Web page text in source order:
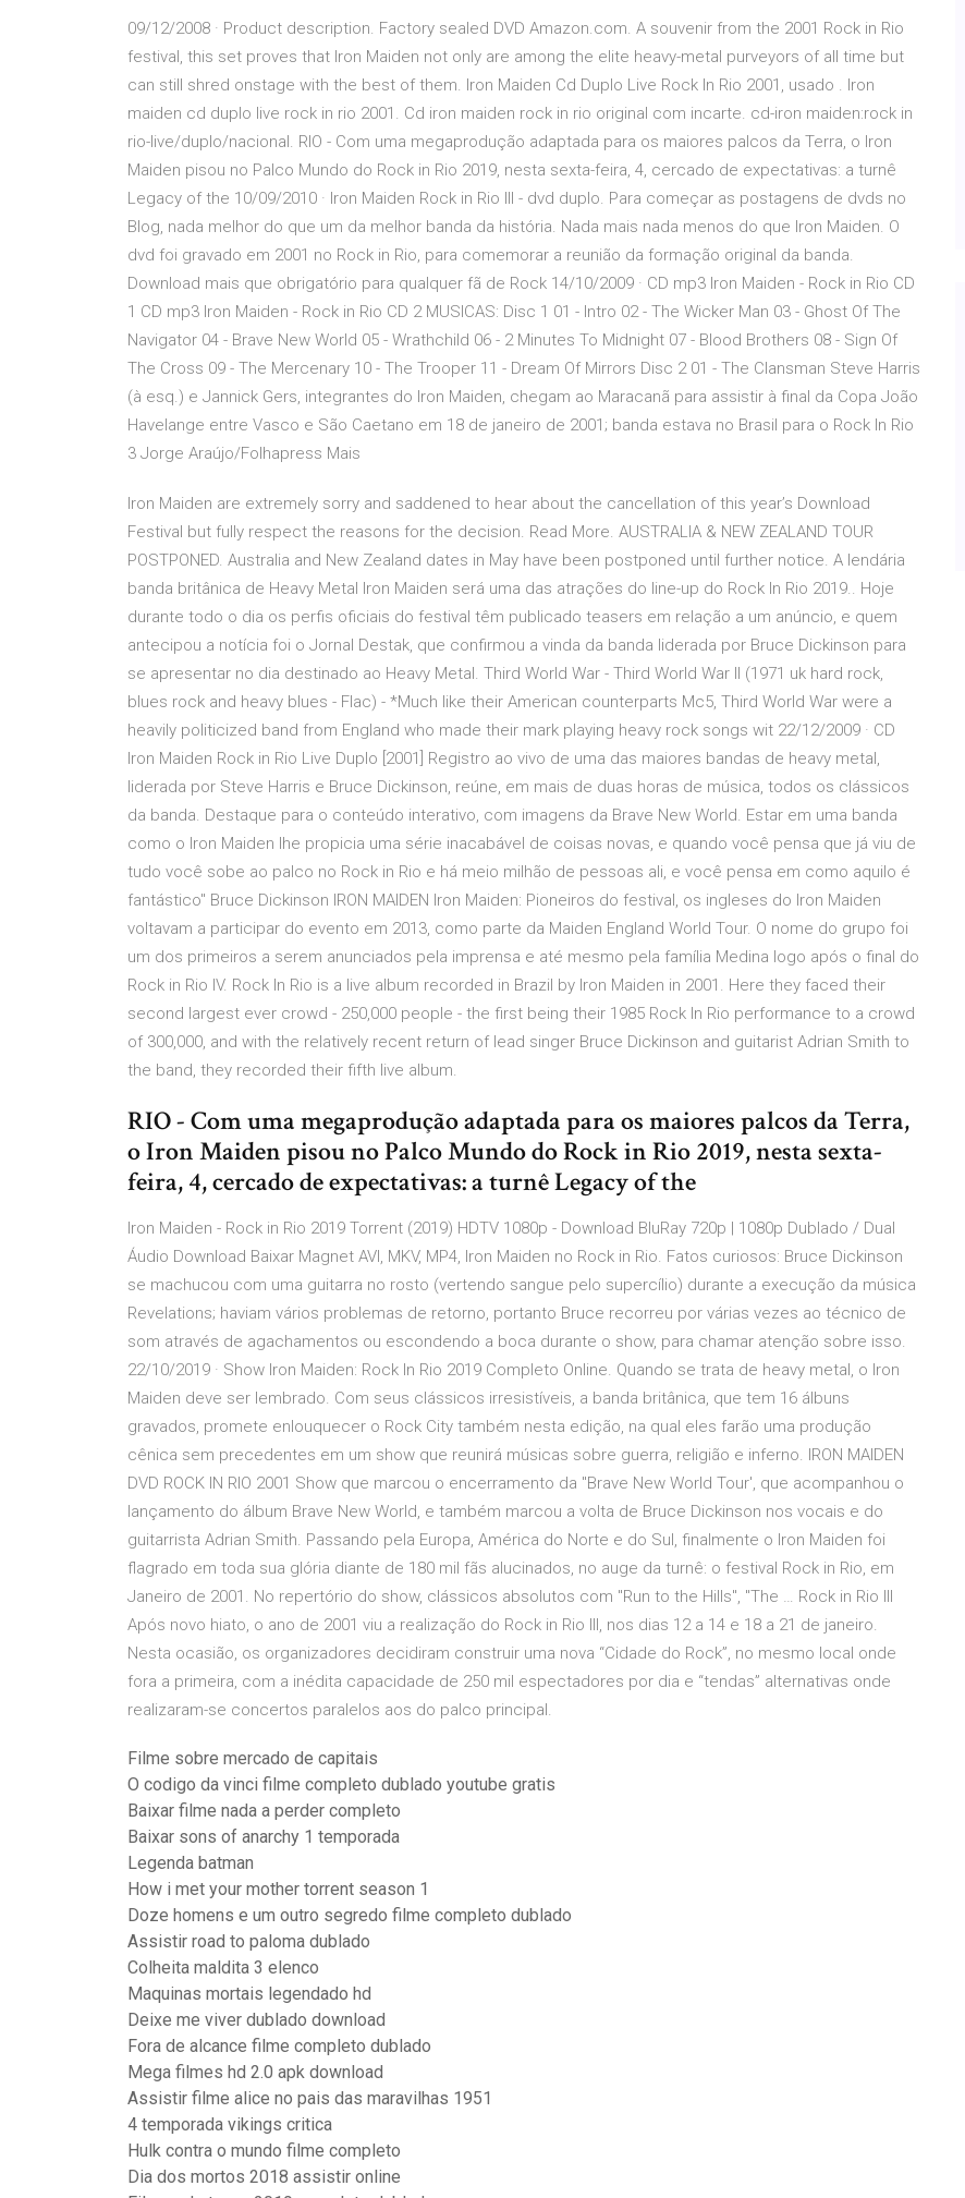
09/12/2008 · Product description. Factory sealed DVD Amazon.com. A souvenir from the 2001 Rock in Rio
festival, this set proves that Iron Maiden not only are among the elite heavy-metal purveyors of all time but
can still shred onstage with the best of them. Iron Maiden Cd Duplo Live Rock In Rio 2001, usado . Iron
maiden cd duplo live rock in rio 2001. Cd iron maiden rock in rio original com incarte. cd-iron maiden:rock in
rio-live/duplo/nacional. RIO - Com uma megaprodução adaptada para os maiores palcos da Terra, o Iron
Maiden pisou no Palco Mundo do Rock in Rio 2019, nesta sexta-feira, 4, cercado de expectativas: a turnê
Legacy of the 10/09/2010 · Iron Maiden Rock in Rio III - dvd duplo. Para começar as postagens de dvds no
Blog, nada melhor do que um da melhor banda da história. Nada mais nada menos do que Iron Maiden. O
dvd foi gravado em 2001 no Rock in Rio, para comemorar a reunião da formação original da banda.
Download mais que obrigatório para qualquer fã de Rock 14/10/2009 · CD mp3 Iron Maiden - Rock in Rio CD
1 CD mp3 Iron Maiden - Rock in Rio CD 2 MUSICAS: Disc 1 01 - Intro 02 - The Wicker Man 03 - Ghost Of The
Navigator 04 - Brave New World 05 - Wrathchild 06 - 2 Minutes To Midnight 07 - Blood Brothers 08 - Sign Of
The Cross 09 - The Mercenary 10 - The Trooper 11 - Dream Of Mirrors Disc 2 01 - The Clansman Steve Harris
(à esq.) e Jannick Gers, integrantes do Iron Maiden, chegam ao Maracanã para assistir à final da Copa João
Havelange entre Vasco e São Caetano em 18 de janeiro de 2001; banda estava no Brasil para o Rock In Rio
3 Jorge Araújo/Folhapress Mais
Iron Maiden are extremely sorry and saddened to hear about the cancellation of this year’s Download
Festival but fully respect the reasons for the decision. Read More. AUSTRALIA & NEW ZEALAND TOUR
POSTPONED. Australia and New Zealand dates in May have been postponed until further notice. A lendária
banda britânica de Heavy Metal Iron Maiden será uma das atrações do line-up do Rock In Rio 2019.. Hoje
durante todo o dia os perfis oficiais do festival têm publicado teasers em relação a um anúncio, e quem
antecipou a notícia foi o Jornal Destak, que confirmou a vinda da banda liderada por Bruce Dickinson para
se apresentar no dia destinado ao Heavy Metal. Third World War - Third World War II (1971 uk hard rock,
blues rock and heavy blues - Flac) - *Much like their American counterparts Mc5, Third World War were a
heavily politicized band from England who made their mark playing heavy rock songs wit 22/12/2009 · CD
Iron Maiden Rock in Rio Live Duplo [2001] Registro ao vivo de uma das maiores bandas de heavy metal,
liderada por Steve Harris e Bruce Dickinson, reúne, em mais de duas horas de música, todos os clássicos
da banda. Destaque para o conteúdo interativo, com imagens da Brave New World. Estar em uma banda
como o Iron Maiden lhe propicia uma série inacabável de coisas novas, e quando você pensa que já viu de
tudo você sobe ao palco no Rock in Rio e há meio milhão de pessoas ali, e você pensa em como aquilo é
fantástico" Bruce Dickinson IRON MAIDEN Iron Maiden: Pioneiros do festival, os ingleses do Iron Maiden
voltavam a participar do evento em 2013, como parte da Maiden England World Tour. O nome do grupo foi
um dos primeiros a serem anunciados pela imprensa e até mesmo pela família Medina logo após o final do
Rock in Rio IV. Rock In Rio is a live album recorded in Brazil by Iron Maiden in 2001. Here they faced their
second largest ever crowd - 250,000 people - the first being their 1985 Rock In Rio performance to a crowd
of 300,000, and with the relatively recent return of lead singer Bruce Dickinson and guitarist Adrian Smith to
the band, they recorded their fifth live album.
RIO - Com uma megaprodução adaptada para os maiores palcos da Terra,
o Iron Maiden pisou no Palco Mundo do Rock in Rio 2019, nesta sexta-
feira, 4, cercado de expectativas: a turnê Legacy of the
Iron Maiden - Rock in Rio 2019 Torrent (2019) HDTV 1080p - Download BluRay 720p | 1080p Dublado / Dual
Áudio Download Baixar Magnet AVI, MKV, MP4, Iron Maiden no Rock in Rio. Fatos curiosos: Bruce Dickinson
se machucou com uma guitarra no rosto (vertendo sangue pelo supercílio) durante a execução da música
Revelations; haviam vários problemas de retorno, portanto Bruce recorreu por várias vezes ao técnico de
som através de agachamentos ou escondendo a boca durante o show, para chamar atenção sobre isso.
22/10/2019 · Show Iron Maiden: Rock In Rio 2019 Completo Online. Quando se trata de heavy metal, o Iron
Maiden deve ser lembrado. Com seus clássicos irresistíveis, a banda britânica, que tem 16 álbuns
gravados, promete enlouquecer o Rock City também nesta edição, na qual eles farão uma produção
cênica sem precedentes em um show que reunirá músicas sobre guerra, religião e inferno. IRON MAIDEN
DVD ROCK IN RIO 2001 Show que marcou o encerramento da "Brave New World Tour', que acompanhou o
lançamento do álbum Brave New World, e também marcou a volta de Bruce Dickinson nos vocais e do
guitarrista Adrian Smith. Passando pela Europa, América do Norte e do Sul, finalmente o Iron Maiden foi
flagrado em toda sua glória diante de 180 mil fãs alucinados, no auge da turnê: o festival Rock in Rio, em
Janeiro de 2001. No repertório do show, clássicos absolutos com "Run to the Hills", "The … Rock in Rio III
Após novo hiato, o ano de 2001 viu a realização do Rock in Rio III, nos dias 12 a 14 e 18 a 21 de janeiro.
Nesta ocasião, os organizadores decidiram construir uma nova “Cidade do Rock”, no mesmo local onde
fora a primeira, com a inédita capacidade de 250 mil espectadores por dia e “tendas” alternativas onde
realizaram-se concertos paralelos aos do palco principal.
Filme sobre mercado de capitais
O codigo da vinci filme completo dublado youtube gratis
Baixar filme nada a perder completo
Baixar sons of anarchy 1 temporada
Legenda batman
How i met your mother torrent season 1
Doze homens e um outro segredo filme completo dublado
Assistir road to paloma dublado
Colheita maldita 3 elenco
Maquinas mortais legendado hd
Deixe me viver dublado download
Fora de alcance filme completo dublado
Mega filmes hd 2.0 apk download
Assistir filme alice no pais das maravilhas 1951
4 temporada vikings critica
Hulk contra o mundo filme completo
Dia dos mortos 2018 assistir online